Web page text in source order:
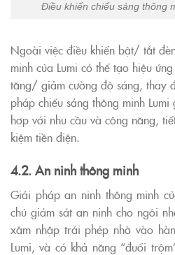
Điều khiến chiếu sáng thông
Ngoài việc điều khiển bật/ tắt
minh của Lumi có thể tạo hiệu
tăng/ giảm cường độ sáng, thay
pháp chiếu sáng thông minh
hợp với nhu cầu và công năng,
kiệm tiền điện.
4.2. An ninh thông minh
Giải pháp an ninh thông minh
chủ giám sát an ninh cho ngôi
xâm nhập trái phép nhờ vào
Lumi, và có khả năng “đuổi